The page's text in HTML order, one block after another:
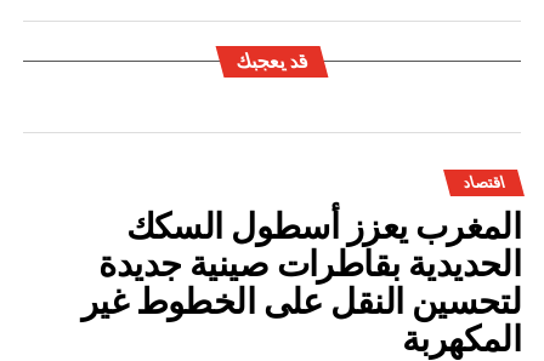
قد يعجبك
اقتصاد
المغرب يعزز أسطول السكك
الحديدية بقاطرات صينية جديدة
لتحسين النقل على الخطوط غير
المكهربة